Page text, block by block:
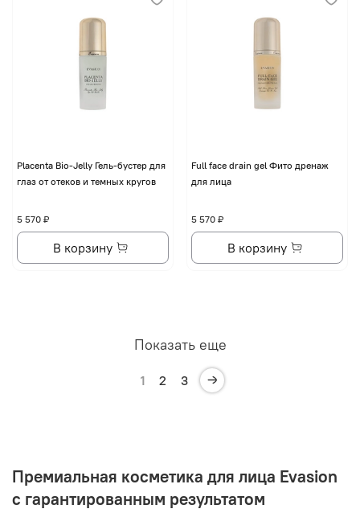
Placenta Bio-Jelly Гель-бустер для
глаз от отеков и темных кругов
5 570 ₽
В корзину
Full face drain gel Фито дренаж
для лица
5 570 ₽
В корзину
Показать еще
1 2 3
Премиальная косметика для лица Evasion
с гарантированным результатом